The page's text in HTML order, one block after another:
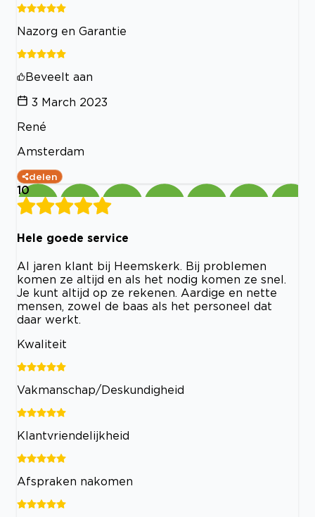
Nazorg en Garantie
Beveelt aan
3 March 2023
René
Amsterdam
delen
10
Hele goede service
Al jaren klant bij Heemskerk. Bij problemen
komen ze altijd en als het nodig komen ze snel.
Je kunt altijd op ze rekenen. Aardige en nette
mensen, zowel de baas als het personeel dat
daar werkt.
Kwaliteit
Vakmanschap/Deskundigheid
Klantvriendelijkheid
Afspraken nakomen